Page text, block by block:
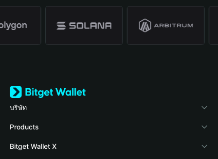
บริษัท
เกี่ยวกับ Bitget Wallet
Blog
Products
Crypto Card
Bitget Wallet X